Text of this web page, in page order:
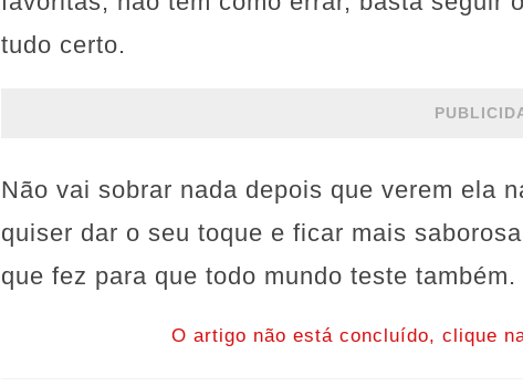
tudo certo.
Não vai sobrar nada depois que verem ela
quiser dar o seu toque e ficar mais
que fez para que todo mundo teste também.
O artigo não está concluído, clique